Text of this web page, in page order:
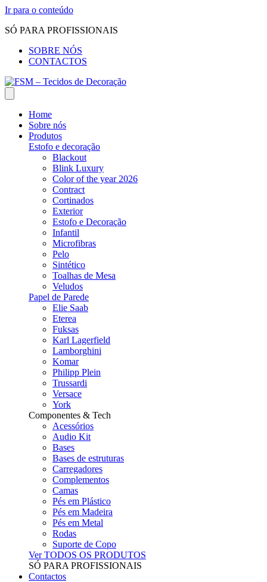
Ir para o conteúdo
SÓ PARA PROFISSIONAIS
SOBRE NÓS
CONTACTOS
Home
Sobre nós
Produtos
Estofo e decoração
Blackout
Blink Luxury
Color of the year 2026
Contract
Cortinados
Exterior
Estofo e Decoração
Infantil
Microfibras
Pelo
Sintético
Toalhas de Mesa
Veludos
Papel de Parede
Elie Saab
Eterea
Fuksas
Karl Lagerfield
Lamborghini
Komar
Philipp Plein
Trussardi
Versace
York
Componentes & Tech
Acessórios
Audio Kit
Bases
Bases de estruturas
Carregadores
Complementos
Camas
Pés em Plástico
Pés em Madeira
Pés em Metal
Rodas
Suporte de Copo
Ver TODOS OS PRODUTOS
SÓ PARA PROFISSIONAIS
Contactos